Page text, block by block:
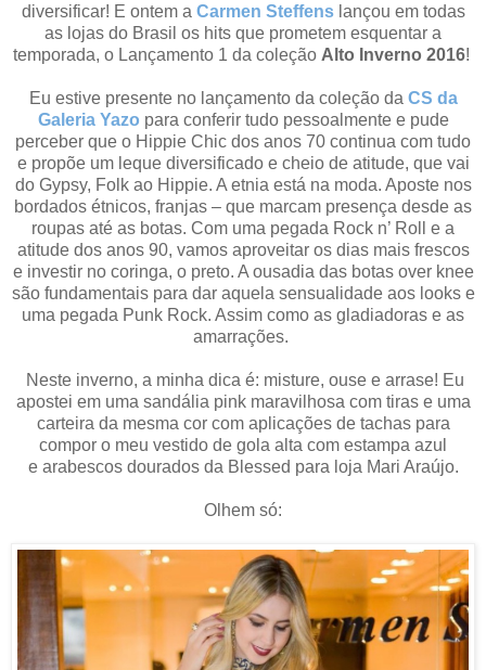
diversificar! E ontem a Carmen Steffenslançou em todas
as lojas do Brasil os hits que prometem esquentar a
temporada, o Lançamento 1 da coleção Alto Inverno 2016!
Eu estive presente no lançamento da coleção da CS da
Galeria Yazo para conferir tudo pessoalmente e pude
perceber que o Hippie Chic dos anos 70 continua com tudo
e propõe um leque diversificado e cheio de atitude, que vai
do Gypsy, Folk ao Hippie. A etnia está na moda. Aposte nos
bordados étnicos, franjas – que marcam presença desde as
roupas até as botas. Com uma pegada Rock n’ Roll e a
atitude dos anos 90, vamos aproveitar os dias mais frescos
e investir no coringa, o preto. A ousadia das botas over knee
são fundamentais para dar aquela sensualidade aos looks e
uma pegada Punk Rock. Assim como as gladiadoras e as
amarrações.
Neste inverno, a minha dica é: misture, ouse e arrase! Eu
apostei em uma sandália pink maravilhosa com tiras e uma
carteira da mesma cor com aplicações de tachas para
compor o meu vestido de gola alta com estampa azul
e arabescos dourados da Blessed para loja Mari Araújo.
Olhem só: